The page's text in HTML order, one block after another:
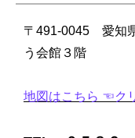
〒491-0045 愛知
う会館３階
地図はこちら ☜ク